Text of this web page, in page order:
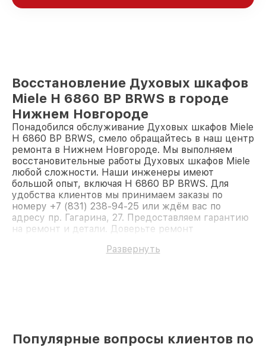
Восстановление Духовых шкафов
Miele H 6860 BP BRWS в городе
Нижнем Новгороде
Понадобился обслуживание Духовых шкафов Miele
H 6860 BP BRWS, смело обращайтесь в наш центр
ремонта в Нижнем Новгороде. Мы выполняем
восстановительные работы Духовых шкафов Miele
любой сложности. Наши инженеры имеют
большой опыт, включая H 6860 BP BRWS. Для
удобства клиентов мы принимаем заказы по
номеру +7 (831) 238-94-25 или ждём вас по
адресу пр. Гагарина, 27. Предоставляем гарантию
на ремонт и детали. Доверьте ремонт
Развернуть
Популярные вопросы клиентов по